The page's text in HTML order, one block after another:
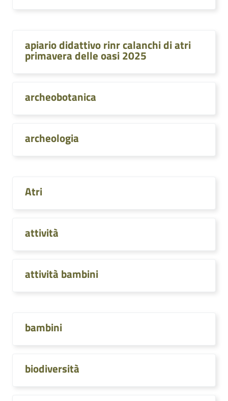
apiario didattivo rinr calanchi di atri
primavera delle oasi 2025
archeobotanica
archeologia
Atri
attività
attività bambini
bambini
biodiversità